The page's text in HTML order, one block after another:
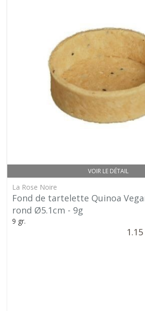
VOIR LE DÉTAIL
La Rose Noire
Fond de tartelette Quinoa
rond Ø5.1cm - 9g
9 gr.